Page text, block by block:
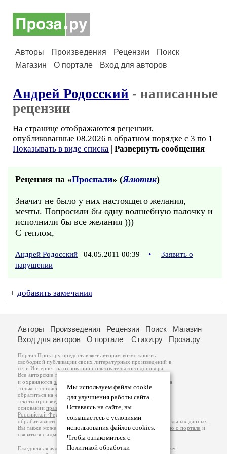
Авторы Произведения Рецензии
Поиск
Магазин
О портале Вход для авторов
Андрей Родосский - написанные
рецензии
На странице отображаются рецензии,
опубликованные 08.2026 в обратном порядке с 3 по 1
Показывать в виде списка | Развернуть сообщения
Рецензия на «Проспали» (Ялютик)
Значит не было у них настоящего желания,
мечты. Попросили бы одну волшебную палочку и
исполнили бы все желания )))
С теплом,
Андрей Родосский 04.05.2011 00:39 •
Заявить о
нарушении
+ добавить замечания
Мы используем файлы cookie
для улучшения работы сайта.
Оставаясь на сайте, вы
соглашаетесь с условиями
использования файлов cookies.
Чтобы ознакомиться с
Политикой обработки
Авторы Произведения Рецензии Поиск
Магазин
Вход для авторов
О портале Стихи.ру Проза.ру
Портал Проза.ру предоставляет авторам возможность
свободной публикации своих литературных произведений в
сети Интернет на основаниипользовательского договора
Все авторские права на произведения принадлежат авторам
и охраняются законом
. Перепечатка произведений возможна
только с согласия его автора, к которому вы можете
обратиться на его авторской странице. Ответственность за
тексты произведений авторы несут самостоятельно на
основанииправил публикацииизаконодательства
Российской Федерации
обрабатываются на основанииПолитики обработки персональных данных
Вы также можете посмотреть более подробнуюинформацию о портале и
связаться с администрацией
Ежедневная аудитория портала Проза.ру – порядка 100 тысяч